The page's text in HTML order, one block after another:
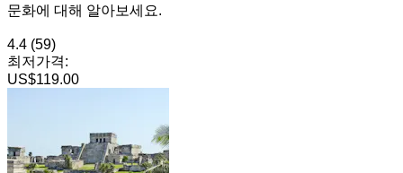
문화에 대해 알아보세요.
4.4 (59)
최저가격:
US$119.00